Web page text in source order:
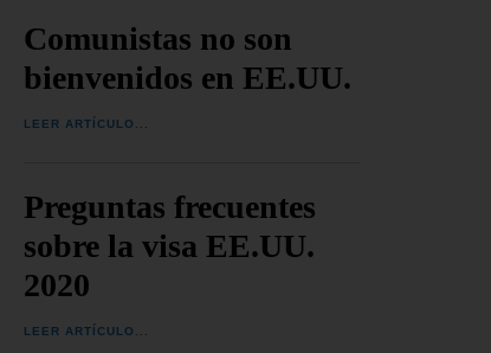
Comunistas no son
bienvenidos en EE.UU.
LEER ARTÍCULO...
Preguntas frecuentes
sobre la visa EE.UU.
2020
LEER ARTÍCULO...